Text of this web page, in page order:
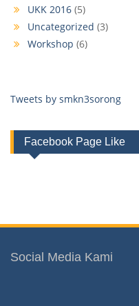
UKK 2016 (5)
Uncategorized (3)
Workshop (6)
Tweets by smkn3sorong
Facebook Page Like
Social Media Kami